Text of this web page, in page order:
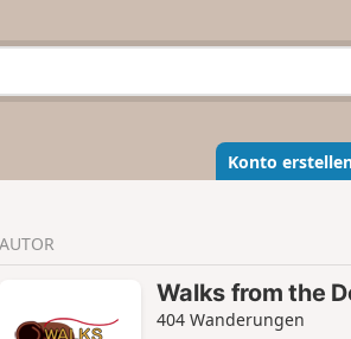
Konto
AUTOR
Walks from the
404 Wanderungen